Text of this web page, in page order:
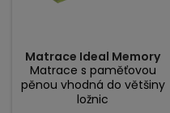
Matrace Ideal Memory
Matrace s paměťovou
pěnou vhodná do většiny
ložnic